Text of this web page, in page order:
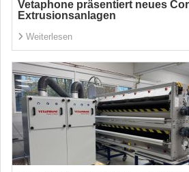
Vetaphone präsentiert neues
Extrusionsanlagen
Weiterlesen